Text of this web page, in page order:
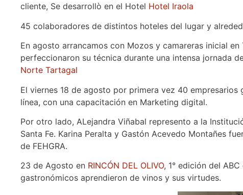
cliente, Se desarrollò en el Hotel Hotel Iraola
45 colaboradores de distintos hoteles del lugar y
En agosto arrancamos con Mozos y camareras inicial
perfeccionaron su técnica durante una intensa jornada
Norte Tartagal
El viernes 18 de agosto por primera vez 40
línea, con una capacitación en Marketing digital.
Por otro lado, ALejandra Viñabal represento a la
Santa Fe. Karina Peralta y Gastón Acevedo Montañes
de FEHGRA.
23 de Agosto en RINCÓN DEL OLIVO, 1° edición del
gastronómicos aprendieron de vinos y sus virtudes.